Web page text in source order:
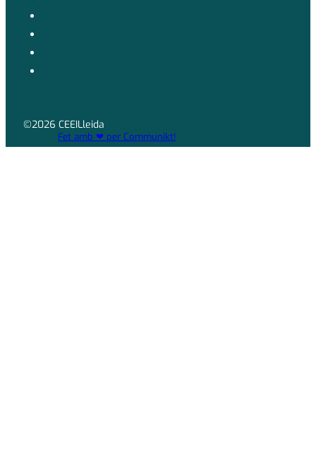
©2026 CEEILleida
Fet amb ❤ per Communikt!